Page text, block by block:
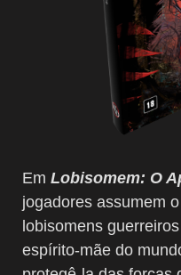
Em Lobisomem: O
jogadores assumem
lobisomens
espírito-mãe do